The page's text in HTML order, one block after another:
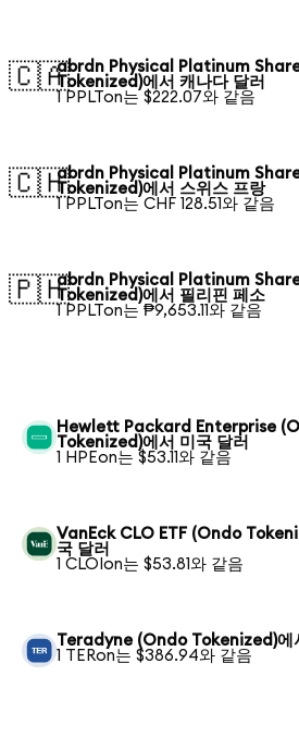
🇨🇦abrdn Physical Platinum
Tokenized)에서 캐나다 달러
1 PPLTon는 $222.07와 같음
🇨🇭abrdn Physical Platinum
Tokenized)에서 스위스 프랑
1 PPLTon는 CHF 128.51와 같음
🇵🇭abrdn Physical Platinum
Tokenized)에서 필리핀 페소
1 PPLTon는 ₱9,653.11와 같음
Hewlett Packard Enterprise
Tokenized)에서 미국 달러
1 HPEon는 $53.11와 같음
VanEck CLO ETF (Ondo
국 달러
1 CLOIon는 $53.81와 같음
Teradyne (Ondo Tokenized)에
1 TERon는 $386.94와 같음